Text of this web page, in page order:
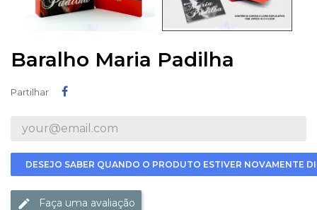
Baralho Maria Padilha
Partilhar
DESEJO SABER QUANDO O PRODUTO ESTIVER NOVAMENTE
Faça uma avaliação